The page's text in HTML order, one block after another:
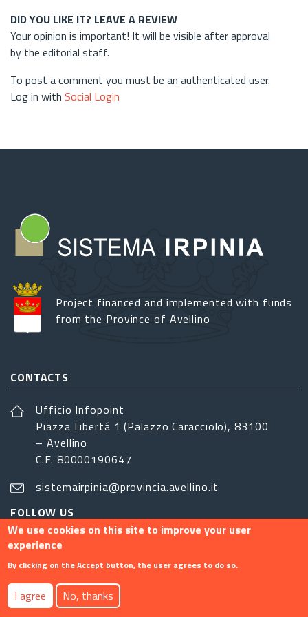
DID YOU LIKE IT? LEAVE A REVIEW
Your opinion is important! It will be visible after approval
by the editorial staff.
To post a comment you must be an authenticated user.
Log in with Social Login
Project financed and implemented with funds
from the Province of Avellino
CONTACTS
Ufficio Infopoint
Piazza Libertá 1 (Palazzo Caracciolo), 83100
– Avellino
C.F. 80000190647
sistemairpinia@provincia.avellino.it
FOLLOW US
Footer menu
Contact
We use cookies on this site to improve your user
experience
By clicking on the Accept button, the user agrees to do so.
I agree No, thanks